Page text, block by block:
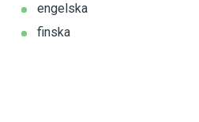
engelska
finska